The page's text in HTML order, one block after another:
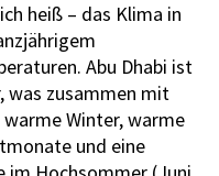
heiß – das Klima in
Abu Dhabi ist
was zusammen mit
Winter, warme
und eine